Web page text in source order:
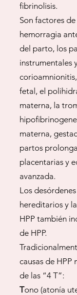
fibrinolisis.
Son factores
hemorragia
del parto, los
instrumentales
fetal, el
materna, la
materna,
partos
placentarias y
avanzada.
Los
hereditarios y
HPP también
de HPP.
causas de HPP
de las “4 T”:
Tono (atonía